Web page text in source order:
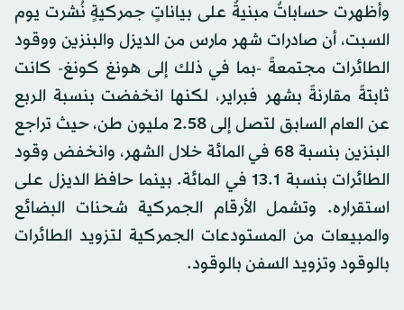
وأظهرت حساباتٌ مبنيةٌ على بياناتٍ جمركيةٍ نُشرت يوم
السبت، أن صادرات شهر مارس من الديزل والبنزين ووقود
الطائرات مجتمعةً -بما في ذلك إلى هونغ كونغ- كانت
ثابتةً مقارنةً بشهر فبراير، لكنها انخفضت بنسبة الربع
عن العام السابق لتصل إلى 2.58 مليون طن، حيث تراجع
البنزين بنسبة 68 في المائة خلال الشهر، وانخفض وقود
الطائرات بنسبة 13.1 في المائة. بينما حافظ الديزل على
استقراره. وتشمل الأرقام الجمركية شحنات البضائع
والمبيعات من المستودعات الجمركية لتزويد الطائرات
بالوقود وتزويد السفن بالوقود.